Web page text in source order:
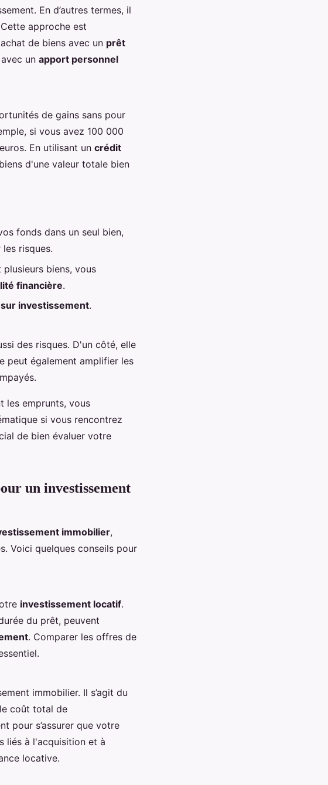
En d’autres termes, il
approche est
de biens avec un prêt
un apport personnel
de gains sans pour
si vous avez 100 000
En utilisant un crédit
d'une valeur totale bien
fonds dans un seul bien,
risques.
plusieurs biens, vous
financière.
investissement.
des risques. D'un côté, elle
peut également amplifier les
les emprunts, vous
si vous rencontrez
de bien évaluer votre
un investissement
immobilier,
Voici quelques conseils pour
investissement locatif.
du prêt, peuvent
. Comparer les offres de
immobilier. Il s’agit du
coût total de
pour s’assurer que votre
liés à l'acquisition et à
locative.